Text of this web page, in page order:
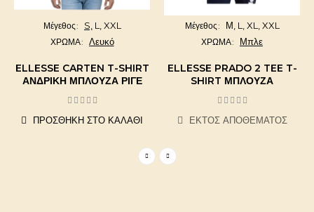
Μέγεθος S, L, XXL
ΧΡΩΜΑ Λευκό
ELLESSE CARTEN T-SHIRT
ΑΝΔΡΙΚΉ ΜΠΛΟΎΖΑ ΡΙΓΈ
ΠΡΟΣΘΉΚΗ ΣΤΟ ΚΑΛΆΘΙ
Μέγεθος Μ, L, XL, XXL
ΧΡΩΜΑ Μπλε
ELLESSE PRADO 2 TEE T-
SHIRT ΜΠΛΟΎΖΑ
ΕΚΤΌΣ ΑΠΟΘΈΜΑΤΟΣ